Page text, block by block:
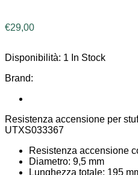
€29,00
Disponibilità: 1 In Stock
Brand:
Resistenza accensione per
UTXS033367
Resistenza accensione
Diametro: 9,5 mm
Lunghezza totale: 195